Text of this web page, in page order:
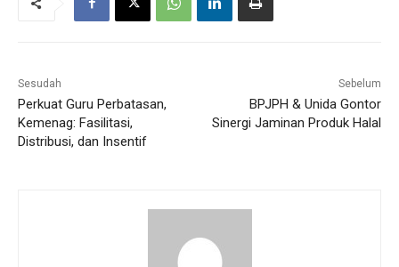
Sesudah
Perkuat Guru Perbatasan,
Kemenag: Fasilitasi,
Distribusi, dan Insentif
Sebelum
BPJPH & Unida Gontor
Sinergi Jaminan Produk Halal